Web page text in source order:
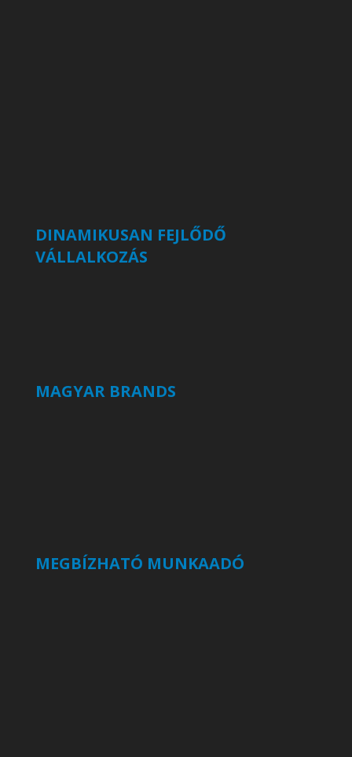
DINAMIKUSAN FEJLŐDŐ
VÁLLALKOZÁS
MAGYAR BRANDS
MEGBÍZHATÓ MUNKAADÓ